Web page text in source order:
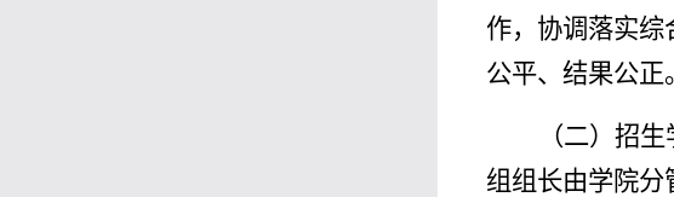
作，协调落实
公平、结果公正。
（二） 招生
组组长由学院分